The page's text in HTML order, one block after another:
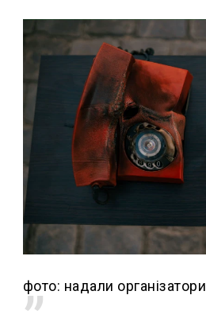
фото: надали організатори